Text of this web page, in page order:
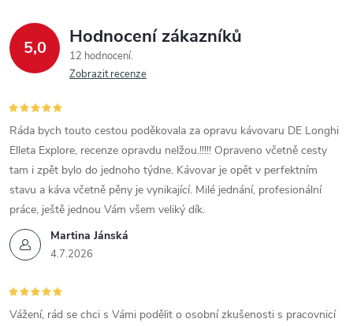
5,0 Hodnocení zákazníků
12 hodnocení
Zobrazit recenze
Martina Jánská
4.7.2026
Ráda bych touto cestou poděkovala za opravu kávovaru DE Longhi
Elleta Explore, recenze opravdu nelžou.!!!!! Opraveno včetně cesty
tam i zpět bylo do jednoho týdne. Kávovar je opět v perfektním
stavu a káva včetně pěny je vynikající. Milé jednání, profesionální
práce, ještě jednou Vám všem veliký dík.
Vážení, rád se chci s Vámi podělit o osobní zkušenosti s pracovnicí